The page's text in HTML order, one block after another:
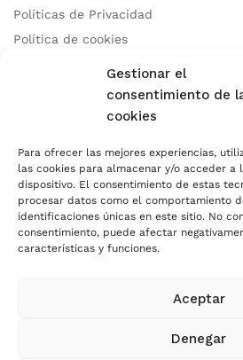
Gestionar el
consentimiento de
cookies
Para ofrecer las mejores experiencias,
las cookies para almacenar y/o acceder a
dispositivo. El consentimiento de estas
procesar datos como el comportamiento
identificaciones únicas en este sitio. No
consentimiento, puede afectar
características y funciones.
Aceptar
Denegar
Políticas de Privacidad
Política de cookies
Teléfono:+34 678 97 83 46
Correo:
info@autocaresidea.com
Dirección: Calle Carril de Guetara 35